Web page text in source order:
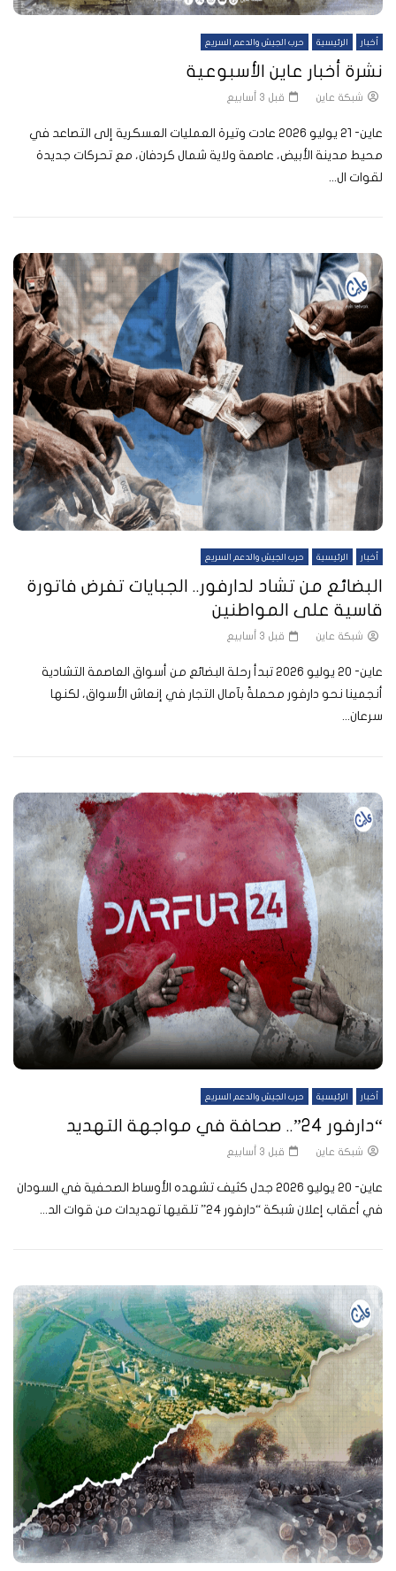
أخبار الرئيسية حرب الجيش والدعم السريع
نشرة أخبار عاين الأسبوعية
شبكة عاين قبل 3 أسابيع
عاين- 21 يوليو 2026 عادت وتيرة العمليات العسكرية إلى التصاعد في
محيط مدينة الأبيض، عاصمة ولاية شمال كردفان، مع تحركات جديدة
لقوات ال...
أخبار الرئيسية حرب الجيش والدعم السريع
البضائع من تشاد لدارفور.. الجبايات تفرض فاتورة
قاسية على المواطنين
شبكة عاين قبل 3 أسابيع
عاين- 20 يوليو 2026 تبدأ رحلة البضائع من أسواق العاصمة التشادية
أنجمينا نحو دارفور محملةً بآمال التجار في إنعاش الأسواق، لكنها
سرعان...
أخبار الرئيسية حرب الجيش والدعم السريع
“دارفور 24”.. صحافة في مواجهة التهديد
شبكة عاين قبل 3 أسابيع
عاين- 20 يوليو 2026 جدل كثيف تشهده الأوساط الصحفية في السودان
في أعقاب إعلان شبكة “دارفور 24” تلقيها تهديدات من قوات الد...